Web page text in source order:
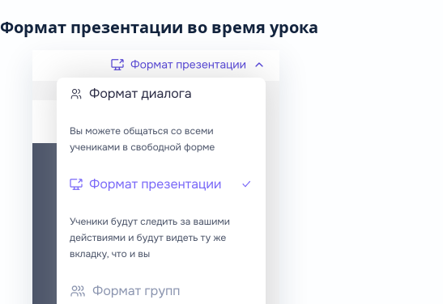
Формат презентации во время урока